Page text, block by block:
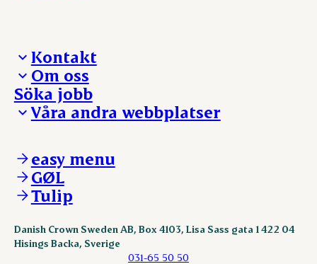
Kontakt
Presskontakt – För dig som är journalist
Reklamation
Visselblåsning
Om oss
Vi tar ledningen
Våra ställen
Söka jobb
Våra andra webbplatser
ESS-FOOD.com
KLS.se
nordicspoor.com
sokolow.pl
easy menu
GØL
Tulip
Danish Crown Sweden AB, Box 4103, Lisa Sass gata 1 422 04
Hisings Backa, Sverige
031-65 50 50